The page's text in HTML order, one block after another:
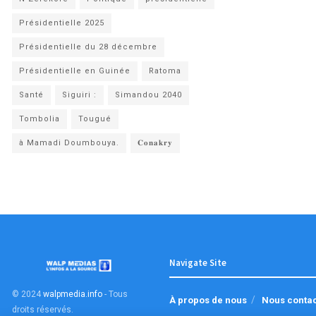
Présidentielle 2025
Présidentielle du 28 décembre
Présidentielle en Guinée Ratoma
Santé Siguiri : Simandou 2040
Tombolia Tougué
à Mamadi Doumbouya. 𝐂𝐨𝐧𝐚𝐤𝐫𝐲
© 2024 walpmedia.info - Tous
droits réservés.
Navigate Site
À propos de nous Nous